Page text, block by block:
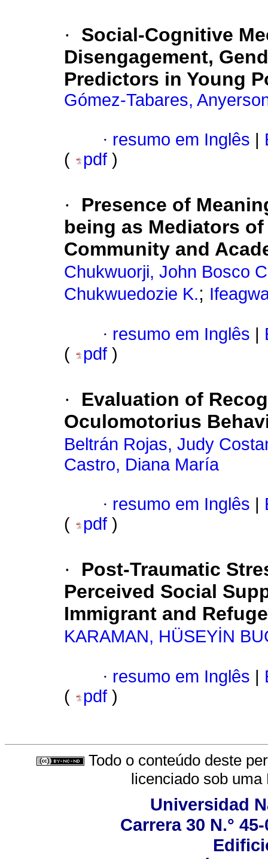
·
Social-Cognitive
Disengagement,
Predictors in Young
Gómez-Tabares,
· resumo em Inglês
(
pdf )
·
Presence of
being as Mediators
Community and
Chukwuorji, John Bosco
Chukwuedozie K.;
· resumo em Inglês
(
pdf )
·
Evaluation of
Oculomotorius
Beltrán Rojas, Judy
Castro, Diana María
· resumo em Inglês
(
pdf )
·
Post-Traumatic
Perceived Social
Immigrant and
KARAMAN, HÜSEYİN
· resumo em Inglês
(
pdf )
Todo o conteúdo deste
licenciado sob uma
Universidad
Carrera 30 N.°